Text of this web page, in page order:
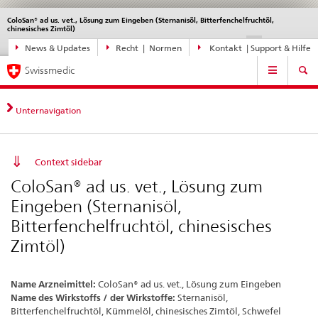
Direktnavigation
News,
Rechtsgrundlagen,
Kontakt
News & Updates Recht | Normen Kontakt | Support & Hilfe
ColoSan® ad us. vet., Lösung zum Eingeben (Sternanisöl, Bitterfenchelfruchtöl,
chinesisches Zimtöl)
Sprachwahl
DE IT EN
Service
navigation
Hauptnavigation
Swissmedic
Unternavigation
Context sidebar
ColoSan® ad us. vet., Lösung zum
Eingeben (Sternanisöl,
Bitterfenchelfruchtöl, chinesisches
Zimtöl)
Name Arzneimittel: ColoSan® ad us. vet., Lösung zum Eingeben
Name des Wirkstoffs / der Wirkstoffe: Sternanisöl,
Bitterfenchelfruchtöl, Kümmelöl, chinesisches Zimtöl, Schwefel